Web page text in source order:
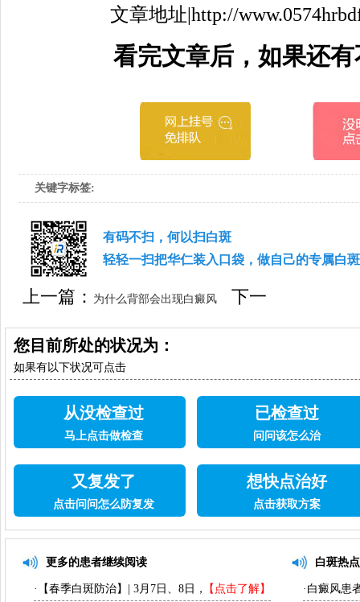
文章地址|http://
看完文章后，如果还
关键字标签:
有码不扫，何以扫白斑
轻轻一扫把华仁装入口袋，做自己的专属白
上一篇： 为什么背部会出现白癜风
下一
篇：背部白癜风的护理方法是什么?
您目前所处的状况为：
如果有以下状况可点击
从没检查过
马上点击做检查
已检查过
问问该怎么治
又复发了
点击问问怎么防复发
想快点治好
点击获取方案
更多的患者继续阅读
【点击了解】
·【春季白斑防治】| 3月7日、8日，
白斑热
·白癜风患